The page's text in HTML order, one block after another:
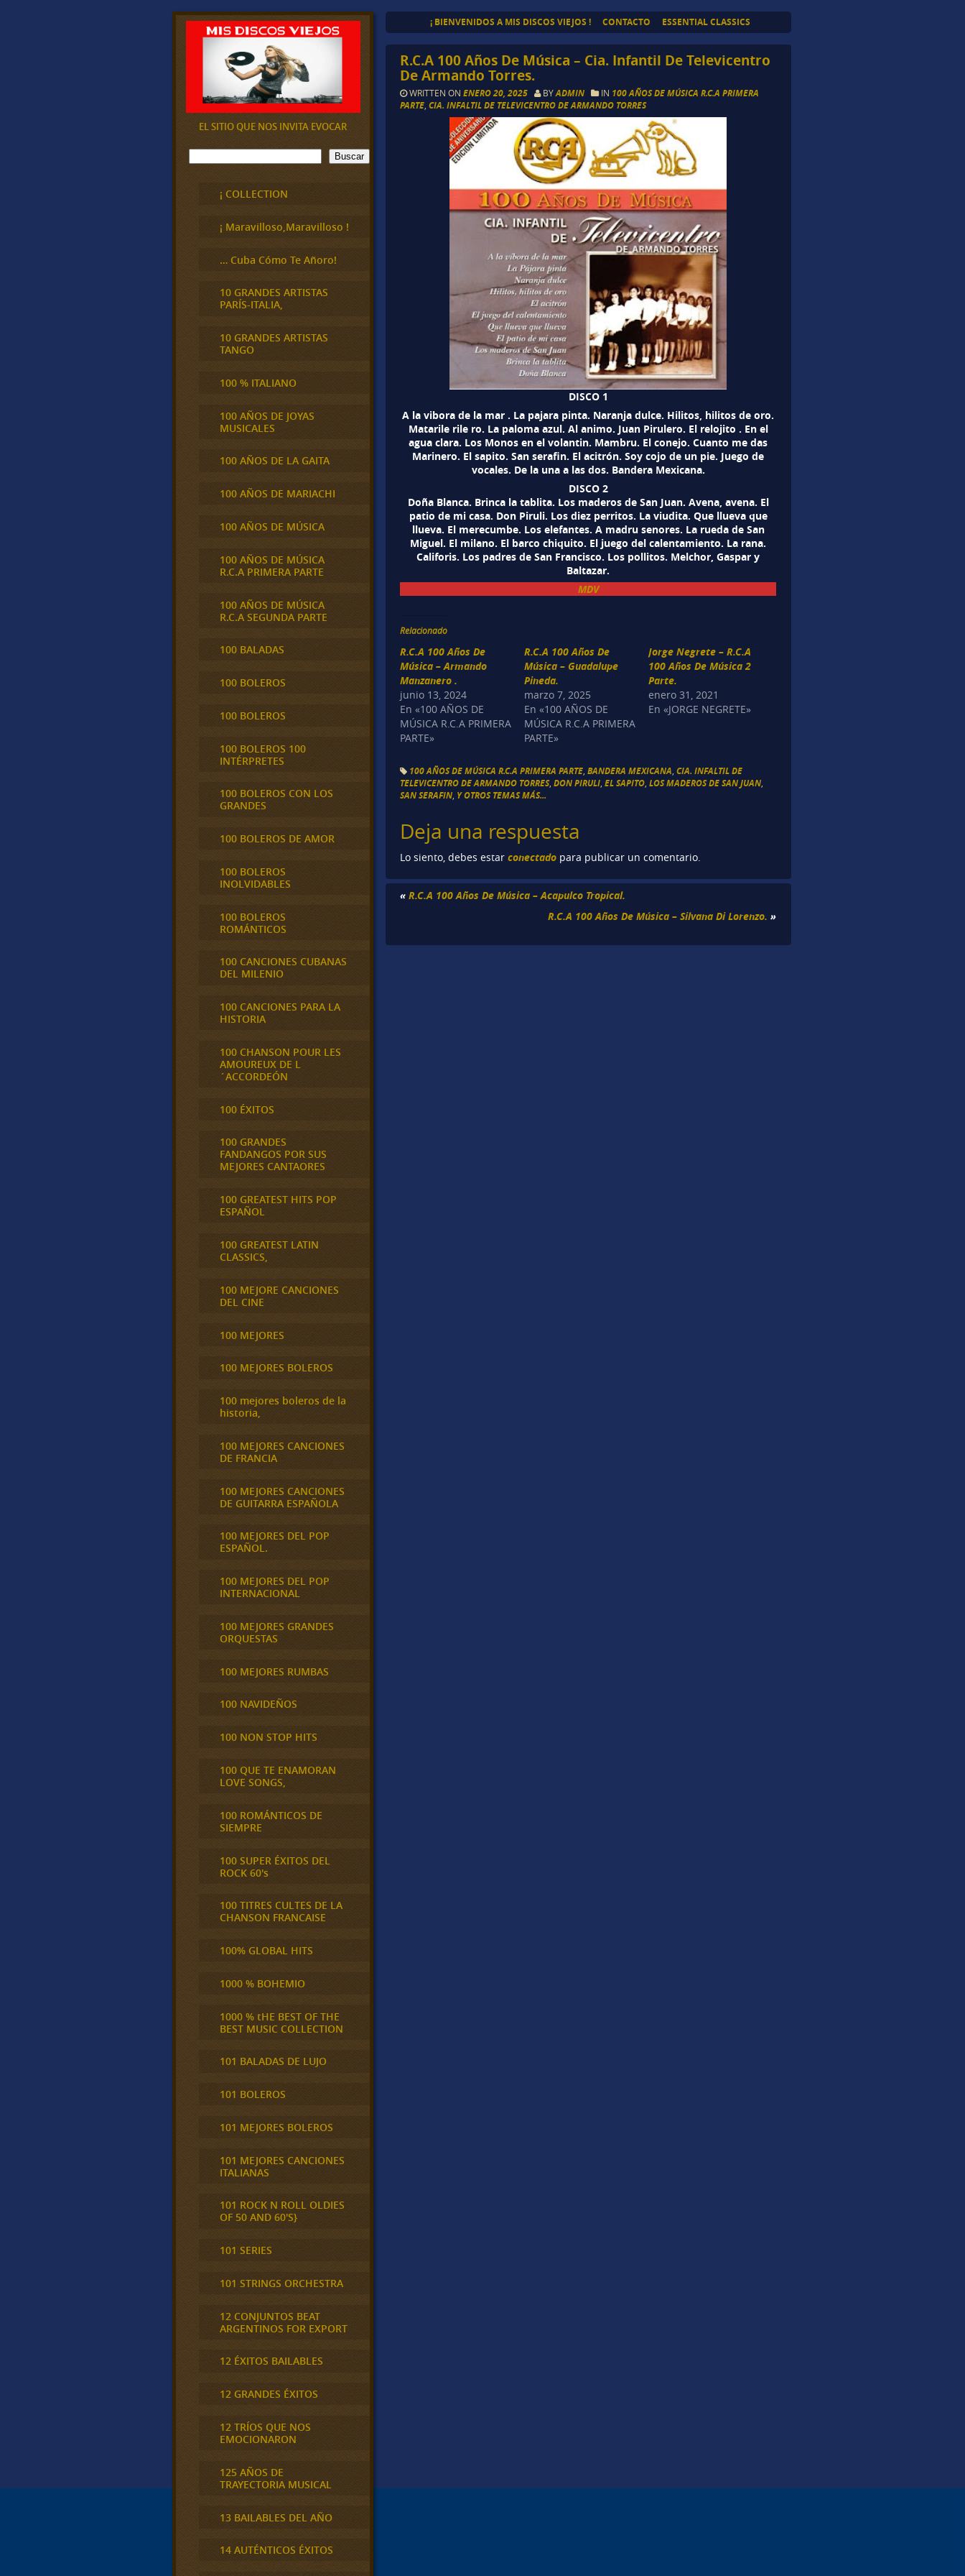
¡ BIENVENIDOS A MIS DISCOS VIEJOS ! CONTACTO ESSENTIAL CLASSICS
R.C.A 100 Años De Música – Cia. Infantil De Televicentro
De Armando Torres.
WRITTEN ONENERO 20, 2025 BYADMIN IN 100 AÑOS DE MÚSICA R.C.A PRIMERA
PARTE ,CIA. INFALTIL DE TELEVICENTRO DE ARMANDO TORRES
DISCO 1
A la vibora de la mar . La pajara pinta. Naranja dulce. Hilitos, hilitos de oro.
Matarile rile ro. La paloma azul. Al animo. Juan Pirulero. El relojito . En el
agua clara. Los Monos en el volantin. Mambru. El conejo. Cuanto me das
Marinero. El sapito. San serafin. El acitrón. Soy cojo de un pie. Juego de
vocales. De la una a las dos. Bandera Mexicana.
DISCO 2
Doña Blanca. Brinca la tablita. Los maderos de San Juan. Avena, avena. El
patio de mi casa. Don Piruli. Los diez perritos. La viudita. Que llueva que
llueva. El merecumbe. Los elefantes. A madru senores. La rueda de San
Miguel. El milano. El barco chiquito. El juego del calentamiento. La rana.
Califoris. Los padres de San Francisco. Los pollitos. Melchor, Gaspar y
Baltazar.
MDV
Relacionado
R.C.A 100 Años De
Música – Armando
Manzanero .
junio 13, 2024
En «100 AÑOS DE
MÚSICA R.C.A PRIMERA
PARTE»
R.C.A 100 Años De
Música – Guadalupe
Pineda.
marzo 7, 2025
En «100 AÑOS DE
MÚSICA R.C.A PRIMERA
PARTE»
Jorge Negrete – R.C.A
100 Años De Música 2
Parte.
enero 31, 2021
En «JORGE NEGRETE»
100 AÑOS DE MÚSICA R.C.A PRIMERA PARTE,BANDERA MEXICANA,CIA. INFALTIL DE
TELEVICENTRO DE ARMANDO TORRES,DON PIRULI,EL SAPITO,LOS MADEROS DE SAN JUAN,
SAN SERAFIN, Y OTROS TEMAS MÁS...
Deja una respuesta
Lo siento, debes estarconectado para publicar un comentario.
«R.C.A 100 Años De Música – Acapulco Tropical.
R.C.A 100 Años De Música – Silvana Di Lorenzo. »
EL SITIO QUE NOS INVITA EVOCAR
B
u
Buscar
¡ COLLECTION
¡ Maravilloso,Maravilloso !
… Cuba Cómo Te Añoro!
10 GRANDES ARTISTAS
PARÍS-ITALIA,
10 GRANDES ARTISTAS
TANGO
100 % ITALIANO
100 AÑOS DE JOYAS
MUSICALES
100 AÑOS DE LA GAITA
100 AÑOS DE MARIACHI
100 AÑOS DE MÚSICA
100 AÑOS DE MÚSICA
R.C.A PRIMERA PARTE
100 AÑOS DE MÚSICA
R.C.A SEGUNDA PARTE
100 BALADAS
100 BOLEROS
100 BOLEROS
100 BOLEROS 100
INTÉRPRETES
100 BOLEROS CON LOS
GRANDES
100 BOLEROS DE AMOR
100 BOLEROS
INOLVIDABLES
100 BOLEROS
ROMÁNTICOS
100 CANCIONES CUBANAS
DEL MILENIO
100 CANCIONES PARA LA
HISTORIA
100 CHANSON POUR LES
AMOUREUX DE L
´ACCORDEÓN
100 ÉXITOS
100 GRANDES
FANDANGOS POR SUS
MEJORES CANTAORES
100 GREATEST HITS POP
ESPAÑOL
100 GREATEST LATIN
CLASSICS,
100 MEJORE CANCIONES
DEL CINE
100 MEJORES
100 MEJORES BOLEROS
100 mejores boleros de la
historia,
100 MEJORES CANCIONES
DE FRANCIA
100 MEJORES CANCIONES
DE GUITARRA ESPAÑOLA
100 MEJORES DEL POP
ESPAÑOL.
100 MEJORES DEL POP
INTERNACIONAL
100 MEJORES GRANDES
ORQUESTAS
100 MEJORES RUMBAS
100 NAVIDEÑOS
100 NON STOP HITS
100 QUE TE ENAMORAN
LOVE SONGS,
100 ROMÁNTICOS DE
SIEMPRE
100 SUPER ÉXITOS DEL
ROCK 60's
100 TITRES CULTES DE LA
CHANSON FRANCAISE
100% GLOBAL HITS
1000 % BOHEMIO
1000 % tHE BEST OF THE
BEST MUSIC COLLECTION
101 BALADAS DE LUJO
101 BOLEROS
101 MEJORES BOLEROS
101 MEJORES CANCIONES
ITALIANAS
101 ROCK N ROLL OLDIES
OF 50 AND 60'S}
101 SERIES
101 STRINGS ORCHESTRA
12 CONJUNTOS BEAT
ARGENTINOS FOR EXPORT
12 ÉXITOS BAILABLES
12 GRANDES ÉXITOS
12 TRÍOS QUE NOS
EMOCIONARON
125 AÑOS DE
TRAYECTORIA MUSICAL
13 BAILABLES DEL AÑO
14 AUTÉNTICOS ÉXITOS